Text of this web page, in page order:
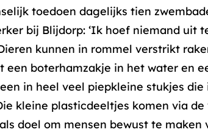
toedoen dagelijks tien
bij Blijdorp: ‘Ik hoef niemand uit
kunnen in rommel verstrikt
een boterhamzakje in het water en
in heel veel piepkleine stukjes
kleine plasticdeeltjes komen via
doel om mensen bewust te maken